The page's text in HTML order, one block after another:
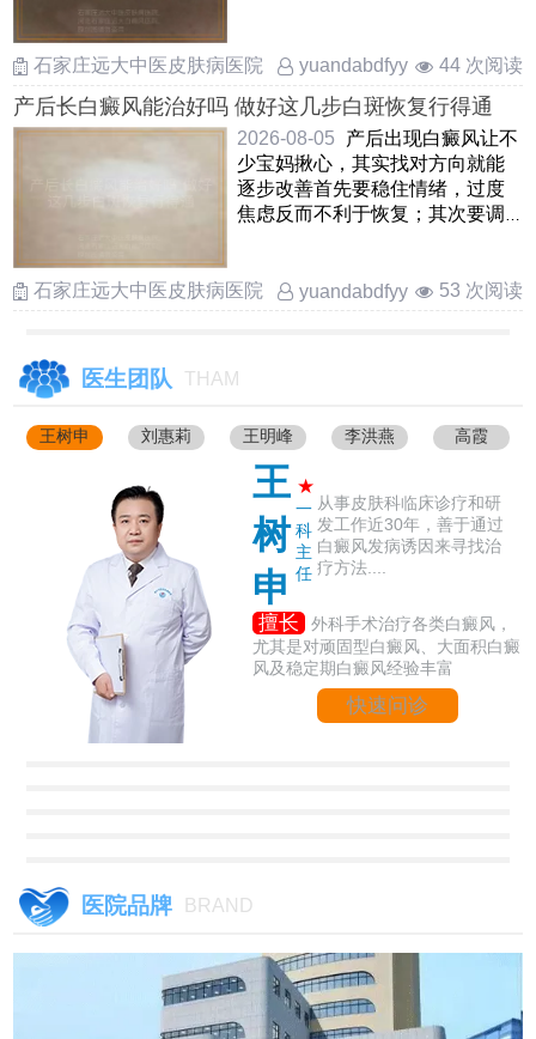
石家庄远大中医皮肤病医院 yuandabdfyy 44 次阅读
产后长白癜风能治好吗 做好这几步白斑恢复行得通
2026-08-05
产后出现白癜风让不
少宝妈揪心，其实找对方向就能
逐步改善首先要稳住情绪，过度
焦虑反而不利于恢复；其次要调
石家庄远大中医皮肤病医院
yuandabdfyy 53 次阅读
医生团队 THAM
王树申 刘惠莉 王明峰 李洪燕 高霞
王
树
申
★
一
科
主
任
从事皮肤科临床诊疗和研
发工作近30年，善于通过
白癜风发病诱因来寻找治
疗方法....
擅长
外科手术治疗各类白癜风，
尤其是对顽固型白癜风、大面积白癜
风及稳定期白癜风经验丰富
快速问诊
医院品牌 BRAND